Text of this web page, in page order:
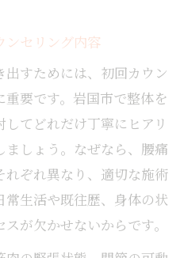
ンセリング内容
すためには、初回カウン
要です。岩国市で整体を
てどれだけ丁寧にヒアリ
しょう。なぜなら、腰痛
ぞれ異なり、適切な施術
生活や既往歴、身体の状
が欠かせないからです。